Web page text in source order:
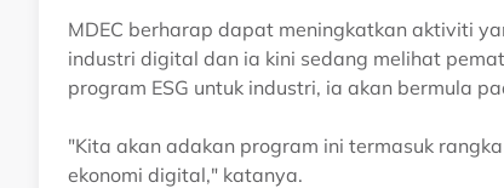
MDEC berharap dapat meningkatkan aktiviti
industri digital dan ia kini sedang melihat
program ESG untuk industri, ia akan bermula
"Kita akan adakan program ini termasuk
ekonomi digital," katanya.